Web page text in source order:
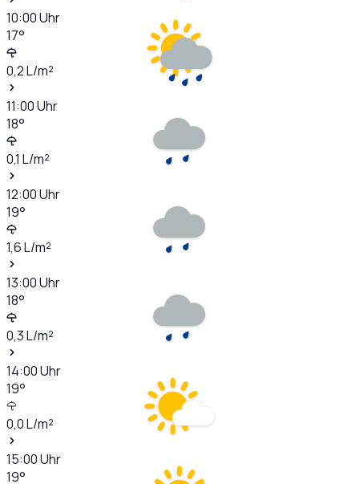
10:00Uhr
17°
0,2L/m²
11:00Uhr
18°
0,1 L/m²
12:00Uhr
19°
1,6L/m²
13:00Uhr
18°
0,3L/m²
14:00Uhr
19°
0,0L/m²
15:00Uhr
19°